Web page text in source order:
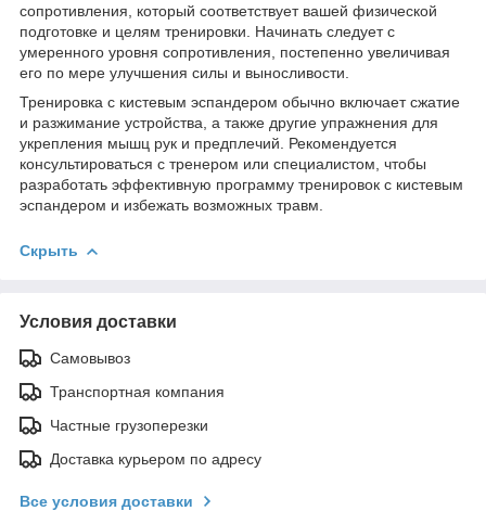
сопротивления, который соответствует вашей физической
подготовке и целям тренировки. Начинать следует с
умеренного уровня сопротивления, постепенно увеличивая
его по мере улучшения силы и выносливости.
Тренировка с кистевым эспандером обычно включает сжатие
и разжимание устройства, а также другие упражнения для
укрепления мышц рук и предплечий. Рекомендуется
консультироваться с тренером или специалистом, чтобы
разработать эффективную программу тренировок с кистевым
эспандером и избежать возможных травм.
Скрыть
Условия доставки
Самовывоз
Транспортная компания
Частные грузоперезки
Доставка курьером по адресу
Все условия доставки